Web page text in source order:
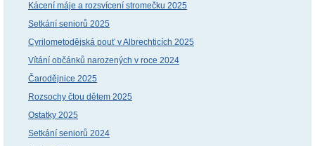
Kácení máje a rozsvícení stromečku 2025
Setkání seniorů 2025
Cyrilometodějská pouť v Albrechticích 2025
Vítání občánků narozených v roce 2024
Čarodějnice 2025
Rozsochy čtou dětem 2025
Ostatky 2025
Setkání seniorů 2024